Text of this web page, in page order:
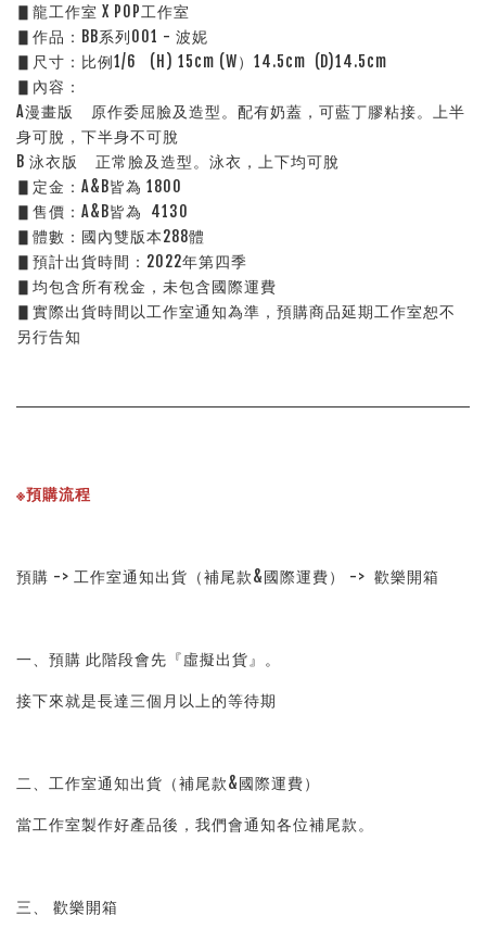
▋龍工作室 X POP工作室
▋作品：BB系列001 - 波妮
▋尺寸：比例1/6   (H) 15cm (W）14.5cm  (D)14.5cm
▋內容：
A漫畫版    原作委屈臉及造型。配有奶蓋，可藍丁膠粘接。上半
身可脫，下半身不可脫
B 泳衣版    正常臉及造型。泳衣，上下均可脫
▋定金：A&B皆為 1800
▋售價：A&B皆為  4130
▋體數：國內雙版本288體
▋預計出貨時間：2022年第四季
▋均包含所有稅金，未包含國際運費
▋實際出貨時間以工作室通知為準，預購商品延期工作室恕不
另行告知
※預購流程
預購 -> 工作室通知出貨（補尾款&國際運費） ->  歡樂開箱
一、預購 此階段會先『虛擬出貨』。
接下來就是長達三個月以上的等待期
二、工作室通知出貨（補尾款&國際運費）
當工作室製作好產品後，我們會通知各位補尾款。
三、 歡樂開箱